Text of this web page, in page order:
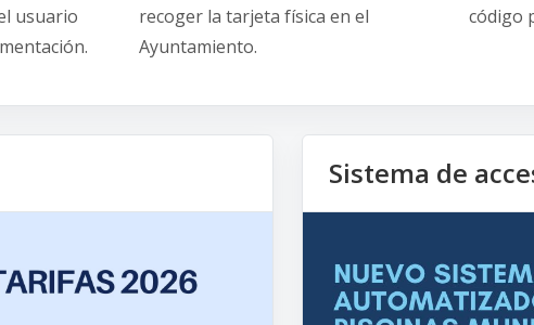
usuario
recoger la tarjeta física en el
Ayuntamiento.
código
Sistema de